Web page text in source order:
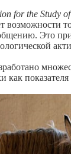
for the Study
Это
как